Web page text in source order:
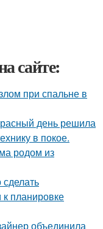
сайте:
при спальне в
день решила
в покое.
родом из
планировке
объединила